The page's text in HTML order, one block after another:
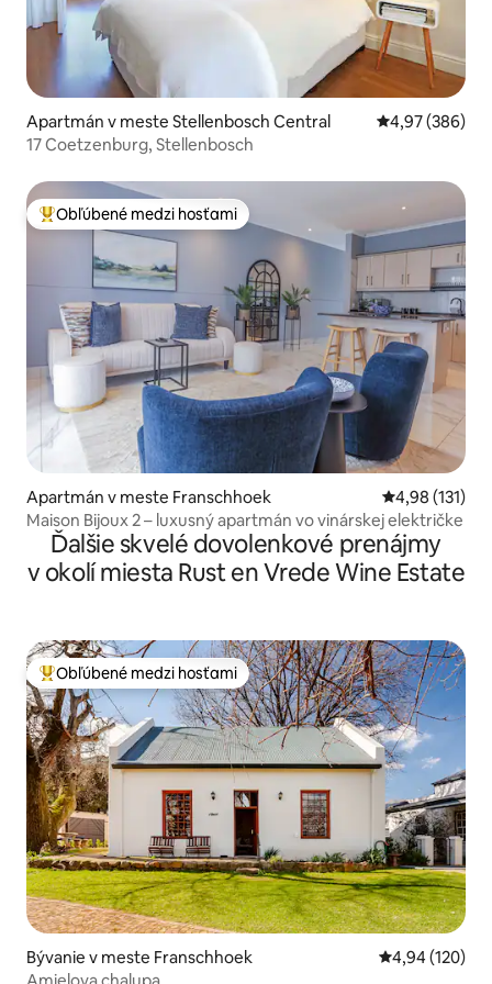
Apartmán v meste Stellenbosch Central Priemerné
4,97 (386)
17 Coetzenburg, Stellenbosch
Najobľúbenejšie medzi hosťami
Obľúbené medzi hosťami
Apartmán v meste Franschhoek Priemerné
4,98 (131)
Maison Bijoux 2 – luxusný apartmán vo vinárskej električke
Ďalšie skvelé dovolenkové prenájmy
v okolí miesta Rust en Vrede Wine Estate
Najobľúbenejšie medzi hosťami
Obľúbené medzi hosťami
Bývanie v meste Franschhoek Priemerné
4,94 (120)